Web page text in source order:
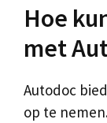
Hoe
met
Autodoc
op te